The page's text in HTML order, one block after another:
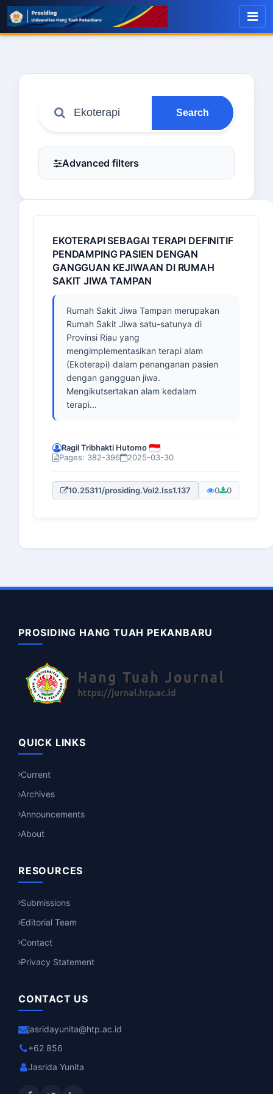
Search
Advanced filters
EKOTERAPI SEBAGAI TERAPI DEFINITIF
PENDAMPING PASIEN DENGAN
GANGGUAN KEJIWAAN DI RUMAH
SAKIT JIWA TAMPAN
Rumah Sakit Jiwa Tampan merupakan
Rumah Sakit Jiwa satu-satunya di
Provinsi Riau yang
mengimplementasikan terapi alam
(Ekoterapi) dalam penanganan pasien
dengan gangguan jiwa.
Mengikutsertakan alam kedalam
terapi...
Ragil Tribhakti Hutomo
Pages: 382-396
2025-03-30
10.25311/prosiding.Vol2.Iss1.137 0 0
PROSIDING HANG TUAH PEKANBARU
QUICK LINKS
Current
Archives
Announcements
About
RESOURCES
Submissions
Editorial Team
Contact
Privacy Statement
CONTACT US
jasridayunita@htp.ac.id
+62 856
Jasrida Yunita